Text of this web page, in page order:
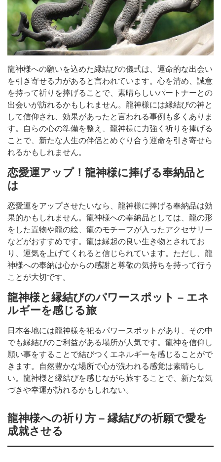
龍神様への願いを込めた縁結びの儀式は、運命的な出会い
を引き寄せる力があると言われています。心を清め、誠意
を持って祈りを捧げることで、素晴らしいパートナーとの
出会いが訪れるかもしれません。龍神様には縁結びの神と
して信仰され、効果があったと言われる事例も多くありま
す。自らの心の準備を整え、龍神様に力強く祈りを捧げる
ことで、新たな人生の伴侶とめぐり合う運命を引き寄せら
れるかもしれません。
恋愛運アップ！龍神様に捧げる奉納品と
は
恋愛運をアップさせたいなら、龍神様に捧げる奉納品は効
果的かもしれません。龍神様への奉納品としては、龍の形
をした置物や龍の絵、龍のモチーフが入ったアクセサリー
などがおすすめです。龍は縁起の良い生き物とされてお
り、運気を上げてくれると信じられています。ただし、龍
神様への奉納は心からの感謝と尊敬の気持ちを持って行う
ことが大切です。
龍神様と縁結びのパワースポット – エネ
ルギーを感じる旅
日本各地には龍神様を祀るパワースポットがあり、その中
でも縁結びのご利益がある場所が人気です。龍神を信仰し
願い事をすることで結びつくエネルギーを感じることがで
きます。自然豊かな場所で心が洗われる感覚は素晴らし
い。龍神様と縁結びを感じながら旅することで、新たな気
づきや幸運が訪れるかもしれない。
龍神様への祈り方 – 縁結びの祈願で愛を
成就させる